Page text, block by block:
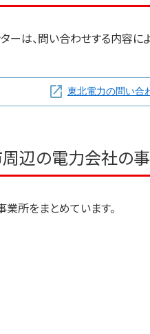
ーは、問い合わせする内容に
東北電力の問い合
辺の電力会社の
所をまとめています。